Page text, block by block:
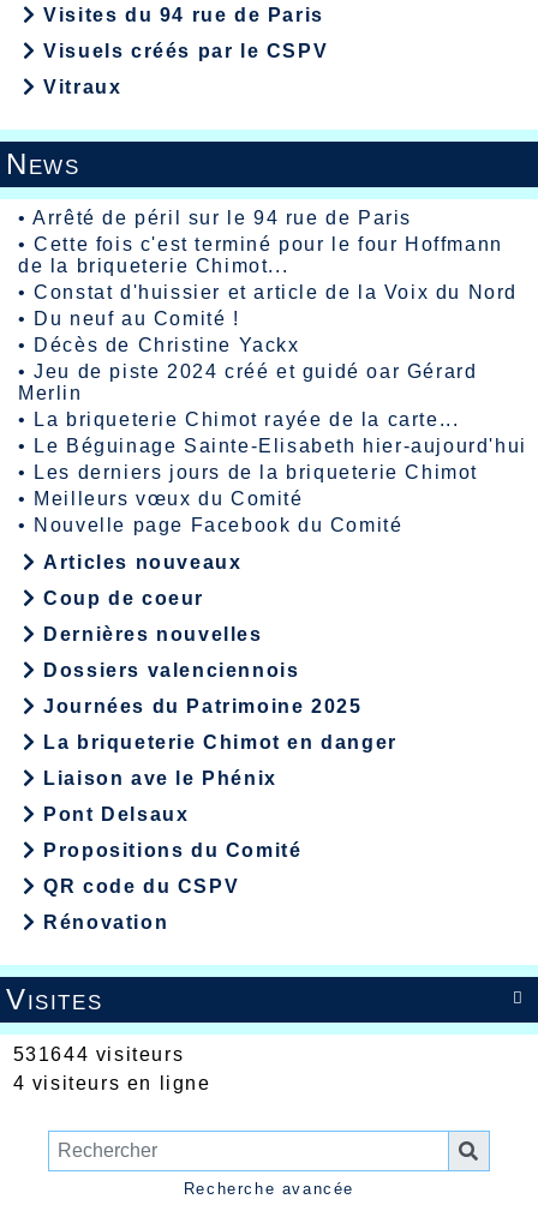
Visites du 94 rue de Paris
Visuels créés par le CSPV
Vitraux
News
•Arrêté de péril sur le 94 rue de Paris
•Cette fois c'est terminé pour le four Hoffmann
de la briqueterie Chimot...
•Constat d'huissier et article de la Voix du Nord
• Du neuf au Comité !
• Décès de Christine Yackx
•Jeu de piste 2024 créé et guidé oar Gérard
Merlin
•
La briqueterie Chimot rayée de la carte...
•
Le Béguinage Sainte-Elisabeth hier-aujourd'hui
•
Les derniers jours de la briqueterie Chimot
• Meilleurs vœux du Comité
• Nouvelle page Facebook du Comité
Articles nouveaux
Coup de coeur
Dernières nouvelles
Dossiers valenciennois
Journées du Patrimoine 2025
La briqueterie Chimot en danger
Liaison ave le Phénix
Pont Delsaux
Propositions du Comité
QR code du CSPV
Rénovation

Visites
531644 visiteurs
4 visiteurs en ligne
Recherche avancée